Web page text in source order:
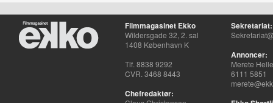
Filmmagasinet Ekko
Wildersgade 32, 2. sal
1408 København K
Tlf. 8838 9292
CVR. 3468 8443
Chefredaktør:
Sekretariat:
Annoncer:
Merete
6111 5851